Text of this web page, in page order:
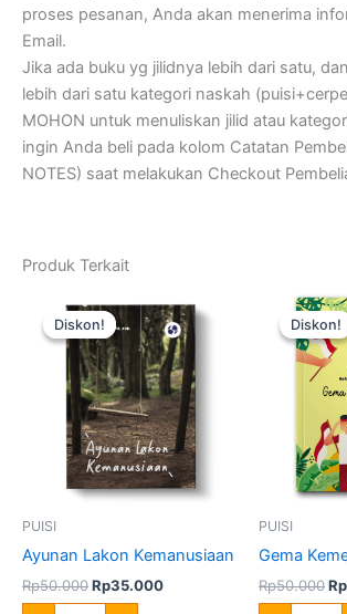
proses pesanan, Anda akan menerima
Email.
Jika ada buku yg jilidnya lebih dari satu,
lebih dari satu kategori naskah
MOHON untuk menuliskan jilid atau
ingin Anda beli pada kolom Catatan
NOTES) saat melakukan Checkout
Produk Terkait
Diskon!
Diskon!
PUISI
Ayunan Lakon Kemanusiaan
Rp50.000
aslinya
adalah:
Rp50.000.
Rp35.000
saat
ini
adalah:
Rp35.000.
Ayunan
Lakon
Kemanusiaan
Diskon!
Diskon!
PUISI
Gema
Rp50.000Rp
Gema